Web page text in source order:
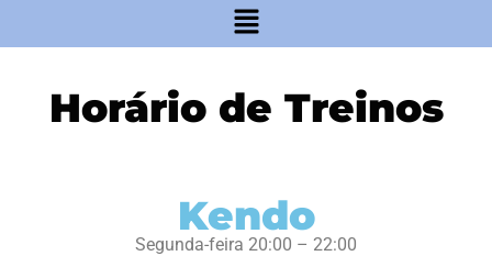
Horário de Treinos
Kendo
Segunda-feira 20:00 – 22:00